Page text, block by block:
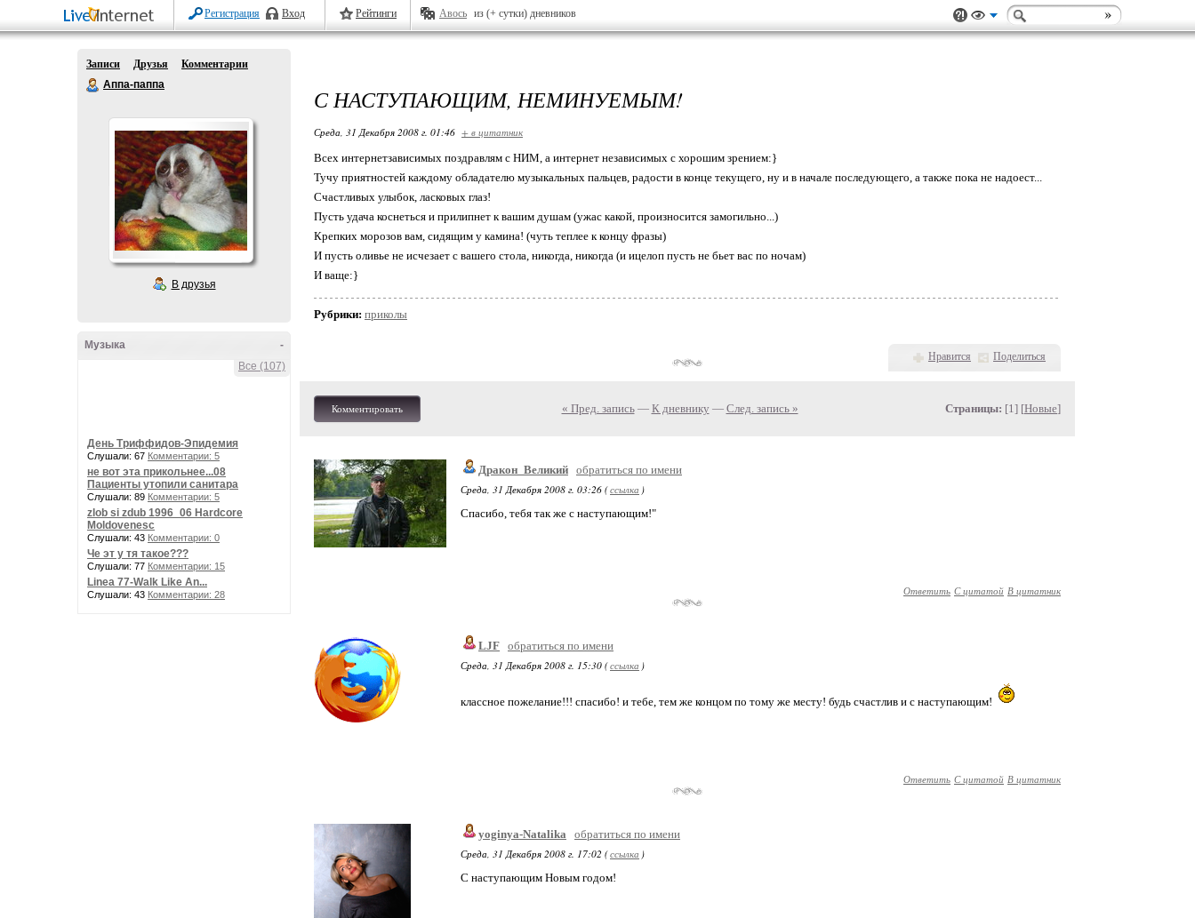
Регистрация Вход Рейтинги Авось из (+ сутки) дневников
Записи Друзья
Комментарии
Аппа-паппа
В друзья
-
Музыка
Все (107)
День Триффидов-Эпидемия
Слушали: 67 Комментарии: 5
не вот эта прикольнее...08
Пациенты утопили санитара
Слушали: 89 Комментарии: 5
zlob si zdub 1996_06 Hardcore
Moldovenesc
Слушали: 43 Комментарии: 0
Че эт у тя такое???
Слушали: 77 Комментарии: 15
Linea 77-Walk Like An...
Слушали: 43 Комментарии: 28
С НАСТУПАЮЩИМ, НЕМИНУЕМЫМ!
Среда, 31 Декабря 2008 г. 01:46 + в цитатник
Всех интернетзависимых поздравлям с НИМ, а интернет независимых с хорошим зрением:}
Тучу приятностей каждому обладателю музыкальных пальцев, радости в конце текущего, ну и в начале последующего, а также пока не надоест...
Счастливых улыбок, ласковых глаз!
Пусть удача коснеться и прилипнет к вашим душам (ужас какой, произносится замогильно...)
Крепких морозов вам, сидящим у камина! (чуть теплее к концу фразы)
И пусть оливье не исчезает с вашего стола, никогда, никогда (и ицелоп пусть не бьет вас по ночам)
И ваще:}
Рубрики: приколы
Нравится Поделиться
Комментировать « Пред. запись— К дневнику — След. запись » Страницы: [1] [Новые]
Дракон_Великий обратиться по имени
Среда, 31 Декабря 2008 г. 03:26 (ссылка )
Спасибо, тебя так же с наступающим!"
Ответить С цитатой В цитатник
LJF обратиться по имени
Среда, 31 Декабря 2008 г. 15:30 (ссылка )
классное пожелание!!! спасибо! и тебе, тем же концом по тому же месту! будь счастлив и с наступающим!
Ответить С цитатой В цитатник
yoginya-Natalika
обратиться по имени
Среда, 31 Декабря 2008 г. 17:02 (ссылка )
С наступающим Новым годом!